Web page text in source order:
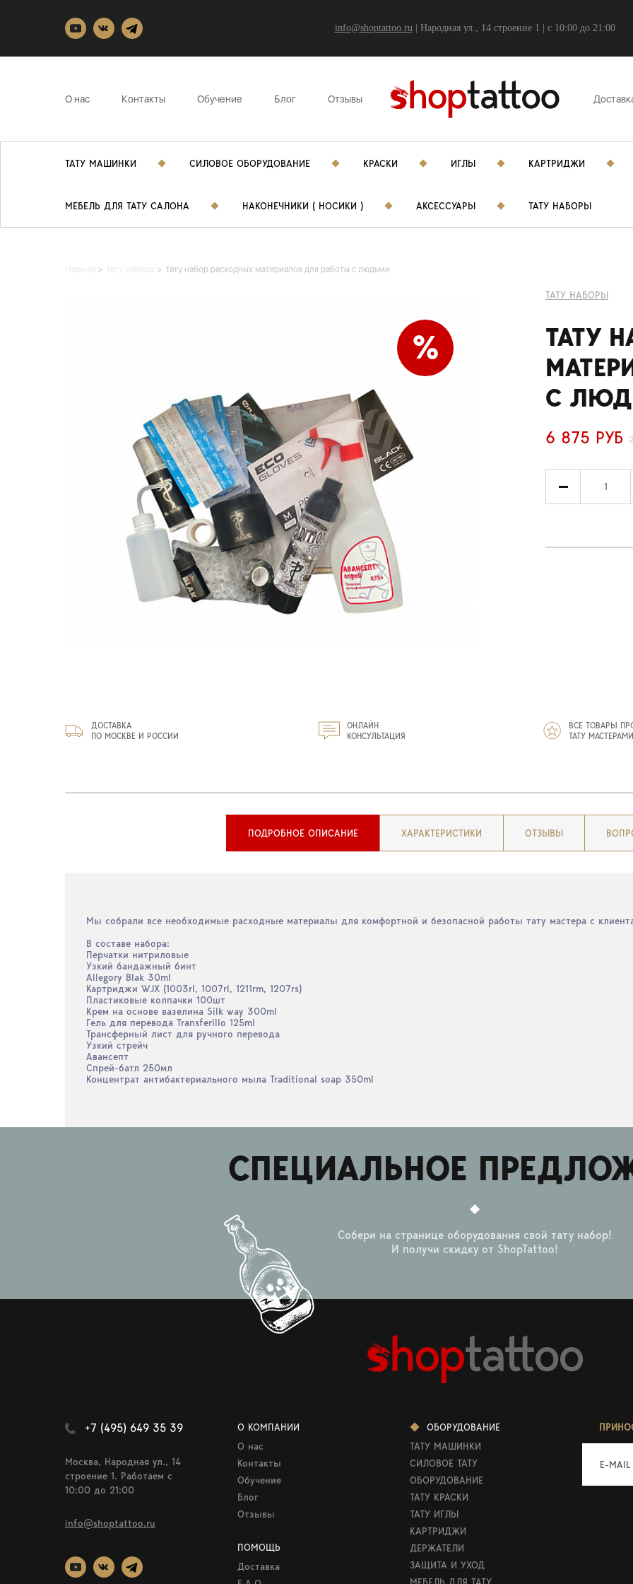
info@shoptattoo.ru| Народная ул., 14 строение 1 | c 10:00 до 21:00
О нас Контакты Обучение Блог Отзывы
ТАТУ МАШИНКИ СИЛОВОЕ ОБОРУДОВАНИЕ КРАСКИ ИГЛЫ КАРТРИДЖИ
МЕБЕЛЬ ДЛЯ ТАТУ САЛОНА НАКОНЕЧНИКИ ( НОСИКИ ) АКСЕССУАРЫ ТАТУ НАБОРЫ
Главная Тату наборы Тату набор расходных материалов для работы с людьми
%
ТАТУ НАБОРЫ
ТАТУ
С
6 875 РУБ
ДОСТАВКА
ПО МОСКВЕ И РОССИИ
ОНЛАЙН
КОНСУЛЬТАЦИЯ
ВСЕ ТОВАРЫ
ТАТУ МАСТЕРАМИ
ПОДРОБНОЕ ОПИСАНИЕ ХАРАКТЕРИСТИКИ ОТЗЫВЫ
Мы собрали все необходимые расходные материалы для комфортной и безопасной работы тату мастера с
В составе набора:
Перчатки нитриловые
Узкий бандажный бинт
Allegory Blak 30ml
Картриджи WJX (1003rl, 1007rl, 1211rm, 1207rs)
Пластиковые колпачки 100шт
Крем на основе вазелина Silk way 300ml
Гель для перевода Transferillo 125ml
Трансферный лист для ручного перевода
Узкий стрейч
Авансепт
Спрей-батл 250мл
Концентрат антибактериального мыла Traditional soap 350ml
СПЕЦИАЛЬНОЕ
Собери на странице оборудования свой тату набор!
И получи скидку от ShopTattoo!
+7 (495) 649 35 39
Москва, Народная ул., 14
строение 1. Работаем c
10:00 до 21:00
info@shoptattoo.ru
О КОМПАНИИ
О нас
Контакты
Обучение
Блог
Отзывы
ПОМОЩЬ
Доставка
ОБОРУДОВАНИЕ
ТАТУ МАШИНКИ
СИЛОВОЕ ТАТУ
ОБОРУДОВАНИЕ
ТАТУ КРАСКИ
ТАТУ ИГЛЫ
КАРТРИДЖИ
ДЕРЖАТЕЛИ
ЗАЩИТА И УХОД
E-MAIL